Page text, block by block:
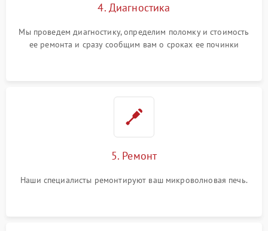
4. Диагностика
Мы проведем диагностику, определим поломку и стоимость
ее ремонта и сразу сообщим вам о сроках ее починки
5. Ремонт
Наши специалисты ремонтируют ваш микроволновая печь.